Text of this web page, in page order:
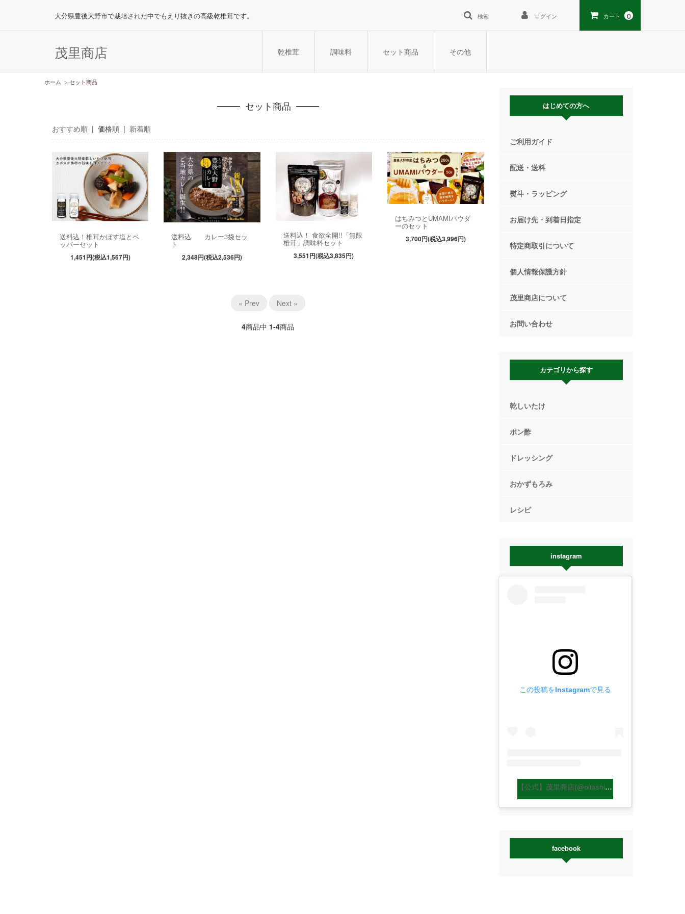
大分県豊後大野市で栽培された中でもえり抜きの高級乾椎茸です。 検索 ログイン カート 0
茂里商店 乾椎茸 調味料 セット商品 その他
ホーム > セット商品
セット商品
おすすめ順 | 価格順 | 新着順
送料込！椎茸かぼす塩とペ
ッパーセット
1,451円(税込1,567円)
送料込 カレー3袋セッ
ト
2,348円(税込2,536円)
送料込！ 食欲全開!!「無限
椎茸」調味料セット
3,551円(税込3,835円)
はちみつとUMAMIパウダ
ーのセット
3,700円(税込3,996円)
« Prev Next »
4商品中 1-4商品
はじめての方へ
ご利用ガイド
配送・送料
熨斗・ラッピング
お届け先・到着日指定
特定商取引について
個人情報保護方針
茂里商店について
お問い合わせ
カテゴリから探す
乾しいたけ
ポン酢
ドレッシング
おかずもろみ
レシピ
instagram
この投稿をInstagramで見る
【公式】茂里商店(@oitashiitakemori)がシェアした投稿
facebook